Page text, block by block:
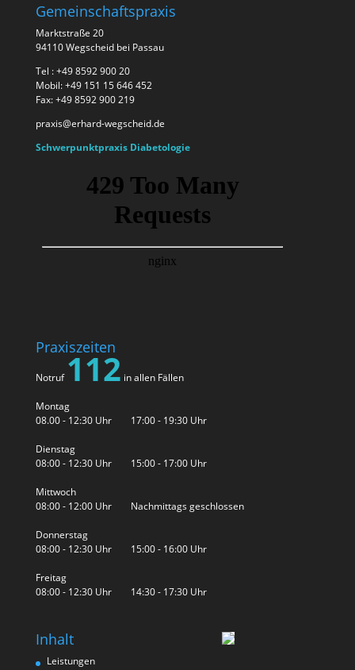
Gemeinschaftspraxis
Marktstraße 20
94110 Wegscheid bei Passau
Tel : +49 8592 900 20
Mobil: +49 151 15 646 452
Fax: +49 8592 900 219
praxis@erhard-wegscheid.de
Schwerpunktpraxis Diabetologie
Praxiszeiten
Notruf 112 in allen Fällen
Montag
08.00 - 12:30 Uhr 17:00 - 19:30 Uhr
Dienstag
08:00 - 12:30 Uhr 15:00 - 17:00 Uhr
Mittwoch
08:00 - 12:00 Uhr Nachmittags geschlossen
Donnerstag
08:00 - 12:30 Uhr 15:00 - 16:00 Uhr
Freitag
08:00 - 12:30 Uhr 14:30 - 17:30 Uhr
Inhalt
Leistungen